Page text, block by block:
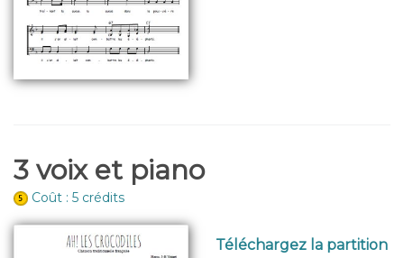
3 voix et piano
Coût : 5 crédits
Téléchargez la partition